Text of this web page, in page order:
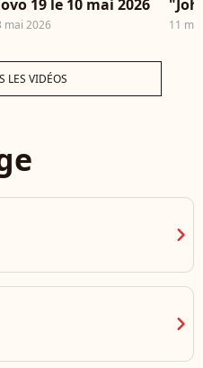
19 le 10 mai 2026
mai 2026 11
LES VIDÉOS
chevron_right
chevron_right